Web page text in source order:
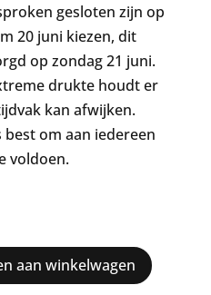
gesloten zijn op
20 juni kiezen, dit
op zondag 21 juni.
drukte houdt er
kan afwijken.
om aan iedereen
voldoen.
aan winkelwagen